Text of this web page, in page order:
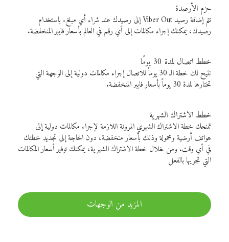
حزم الأرصدة
تتم إضافة رصيد Viber Out إلى رصيدك عند شراء أي مبلغ. باستخدام
رصيدك، يمكنك إجراء مكالمات إلى أي رقم في العالم بأسعار فايبر المنخفضة.
خطط اتصال لمدة 30 يومًا
تتيح لك خطة الـ 30 يوماً للاتصال إجراء مكالمات دولية إلى الوجهة التي
تختارها لمدة 30 يوماً بأسعار فايبر المنخفضة.
خطط الاشتراك الشهرية
تمنحك خطة الاشتراك الشهري المرونة اللازمة لإجراء مكالمات دولية إلى
هواتف أرضية ومحمولة وذلك بأسعار منخفضة، دون الحاجة إلى تجديد خطتك
في أي وقت. ومن خلال خطة الاشتراك الشهرية، يمكنك توفير أسعار المكالمات
التي تجريها بالفعل
المزيد من الوجهات